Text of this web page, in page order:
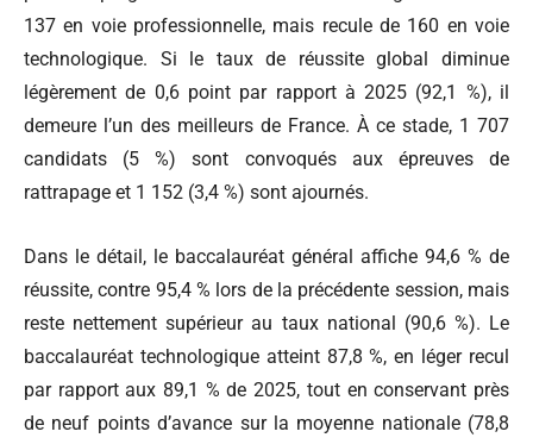
137 en voie professionnelle, mais recule de 160 en voie
technologique. Si le taux de réussite global diminue
légèrement de 0,6 point par rapport à 2025 (92,1 %), il
demeure l’un des meilleurs de France. À ce stade, 1 707
candidats (5 %) sont convoqués aux épreuves de
rattrapage et 1 152 (3,4 %) sont ajournés.
Dans le détail, le baccalauréat général affiche 94,6 % de
réussite, contre 95,4 % lors de la précédente session, mais
reste nettement supérieur au taux national (90,6 %). Le
baccalauréat technologique atteint 87,8 %, en léger recul
par rapport aux 89,1 % de 2025, tout en conservant près
de neuf points d’avance sur la moyenne nationale (78,8